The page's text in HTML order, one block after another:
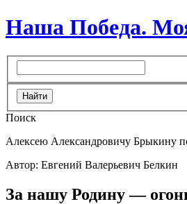
Наша Победа.
Поиск
Алексею Александровичу Брыкину
Автор: Евгений Валерьевич Белкин
За нашу Родину —